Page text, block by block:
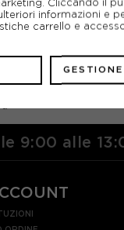
27,97€
39,95€
9:00 alle
Cliccando il
informazioni e
carrello e